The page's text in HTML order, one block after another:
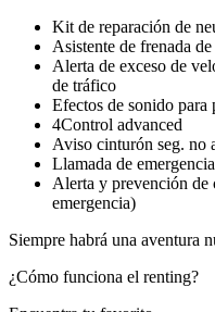
Kit de reparación de
Asistente de frenada
Alerta de exceso de
de tráfico
Efectos de sonido para
4Control advanced
Aviso cinturón seg. no
Llamada de emergencia
Alerta y prevención
emergencia)
Siempre habrá una aventura
¿Cómo funciona el renting?